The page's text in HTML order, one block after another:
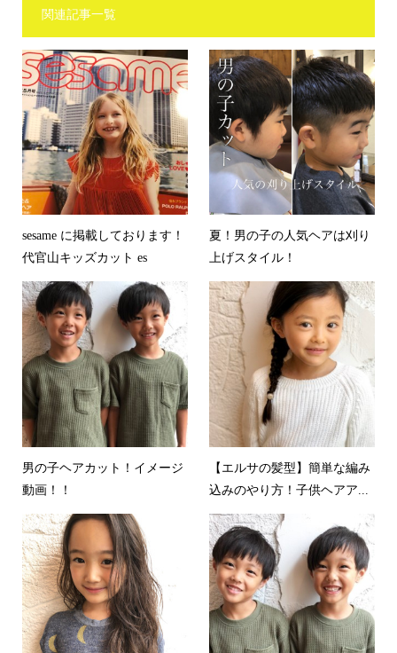
関連記事一覧
sesame に掲載しております！
代官山キッズカット es
夏！男の子の人気ヘアは刈り
上げスタイル！
男の子ヘアカット！イメージ
動画！！
【エルサの髪型】簡単な編み
込みのやり方！子供ヘアア...